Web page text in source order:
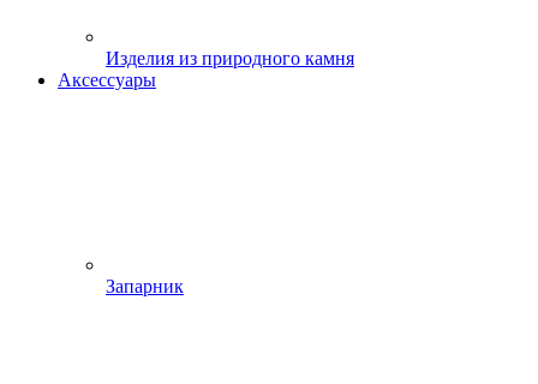
Изделия из природного камня
Аксессуары
Запарник